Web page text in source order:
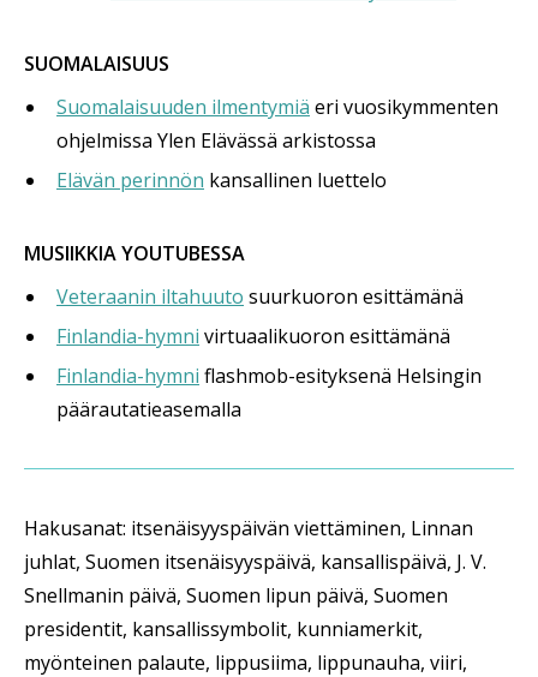
SUOMALAISUUS
Suomalaisuuden ilmentymiä eri vuosikymmenten
ohjelmissa Ylen Elävässä arkistossa
Elävän perinnön kansallinen luettelo
MUSIIKKIA YOUTUBESSA
Veteraanin iltahuuto suurkuoron esittämänä
Finlandia-hymni virtuaalikuoron esittämänä
Finlandia-hymni flashmob-esityksenä Helsingin
päärautatieasemalla
Hakusanat: itsenäisyyspäivän viettäminen, Linnan
juhlat, Suomen itsenäisyyspäivä, kansallispäivä, J. V.
Snellmanin päivä, Suomen lipun päivä, Suomen
presidentit, kansallissymbolit, kunniamerkit,
myönteinen palaute, lippusiima, lippunauha, viiri,